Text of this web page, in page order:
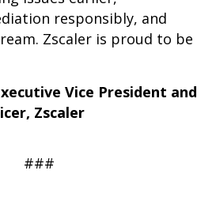
responsibly, and
Zscaler is proud to be
Vice President and
Zscaler
###